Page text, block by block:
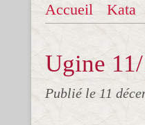
Accueil Kata
Ugine
Publié le 11